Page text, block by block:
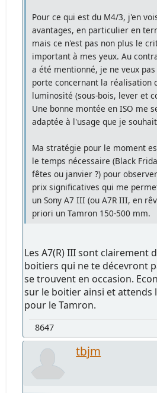
Pour ce qui est du M4/3, j'en
avantages, en particulier en
mais ce n'est pas non plus le
important à mes yeux. Au
a été mentionné, je ne veux
porte concernant la réalisation
luminosité (sous-bois, lever et
Une bonne montée en ISO me
adaptée à l'usage que je
Ma stratégie pour le moment
le temps nécessaire (Black
fêtes ou janvier ?) pour
prix significatives qui me
un Sony A7 III (ou A7R III, en
priori un Tamron 150-500 mm.
Les A7(R) III sont clairement
boitiers qui ne te décevront
se trouvent en occasion.
sur le boitier ainsi et attends
pour le Tamron.
8647
tbjm